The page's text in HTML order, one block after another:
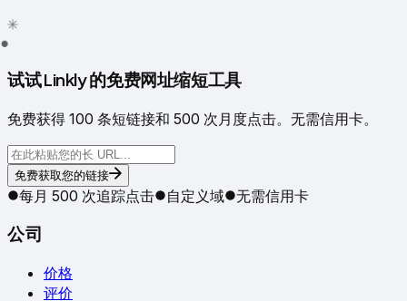
●
试试 Linkly 的免费网址缩短工具
免费获得 100 条短链接和 500 次月度点击。无需信用卡。
免费获取您的链接
每月 500 次追踪点击 自定义域 无需信用卡
公司
价格
评价